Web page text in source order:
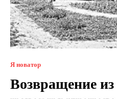
Я новатор
Возвращение из